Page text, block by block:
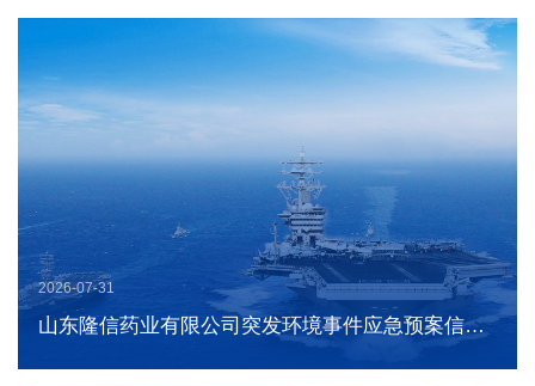
2026-07-31
山东隆信药业有限公司突发环境事件应急预案信息